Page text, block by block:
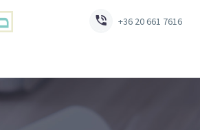

 +36 20 661 7616